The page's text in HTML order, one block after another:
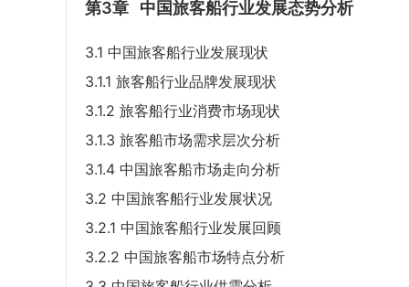
第3章 中国旅客船行业发展态势分析
3.1 中国旅客船行业发展现状
3.1.1 旅客船行业品牌发展现状
3.1.2 旅客船行业消费市场现状
3.1.3 旅客船市场需求层次分析
3.1.4 中国旅客船市场走向分析
3.2 中国旅客船行业发展状况
3.2.1 中国旅客船行业发展回顾
3.2.2 中国旅客船市场特点分析